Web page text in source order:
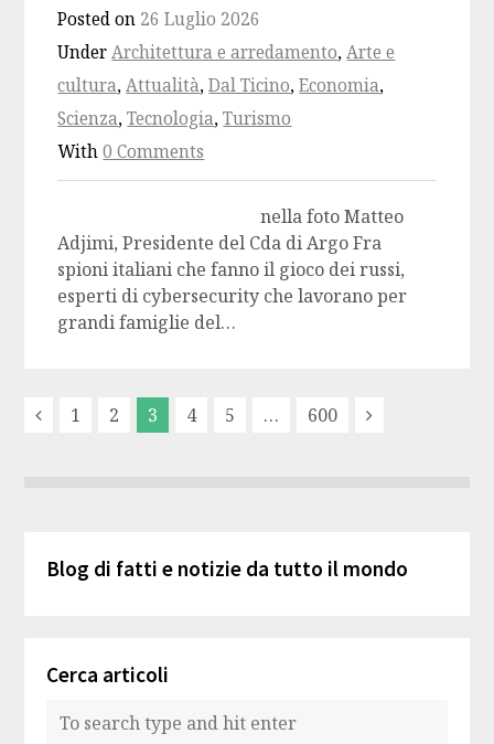
Posted on 26 Luglio 2026
UnderArchitettura e arredamento,Arte e
cultura,Attualità,Dal Ticino,Economia,
Scienza,Tecnologia,Turismo
With0 Comments
nella foto Matteo
Adjimi, Presidente del Cda di Argo Fra
spioni italiani che fanno il gioco dei russi,
esperti di cybersecurity che lavorano per
grandi famiglie del…
1 2 3 4 5 … 600
Blog di fatti e notizie da tutto il mondo
Cerca articoli